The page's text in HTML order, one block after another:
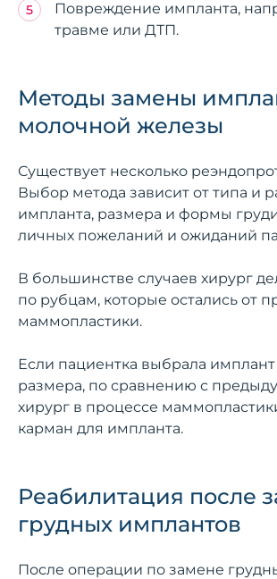
Повреждение импланта,
травме или ДТП.
Методы замены
молочной железы
Существует несколько
Выбор метода зависит от типа и
импланта, размера и формы
личных пожеланий и ожиданий
В большинстве случаев хирург
по рубцам, которые остались от
маммопластики.
Если пациентка выбрала
размера, по сравнению с
хирург в процессе
карман для импланта.
Реабилитация после
грудных имплантов
После операции по замене